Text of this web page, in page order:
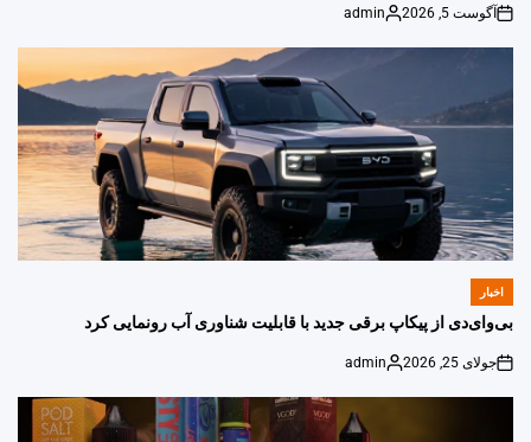
on
آگوست 5, 2026
Posted
admin
POSTED
اخبار
بی‌وای‌دی از پیکاپ برقی جدید با قابلیت شناوری آب رونمایی کرد
on
جولای 25, 2026
Posted
admin